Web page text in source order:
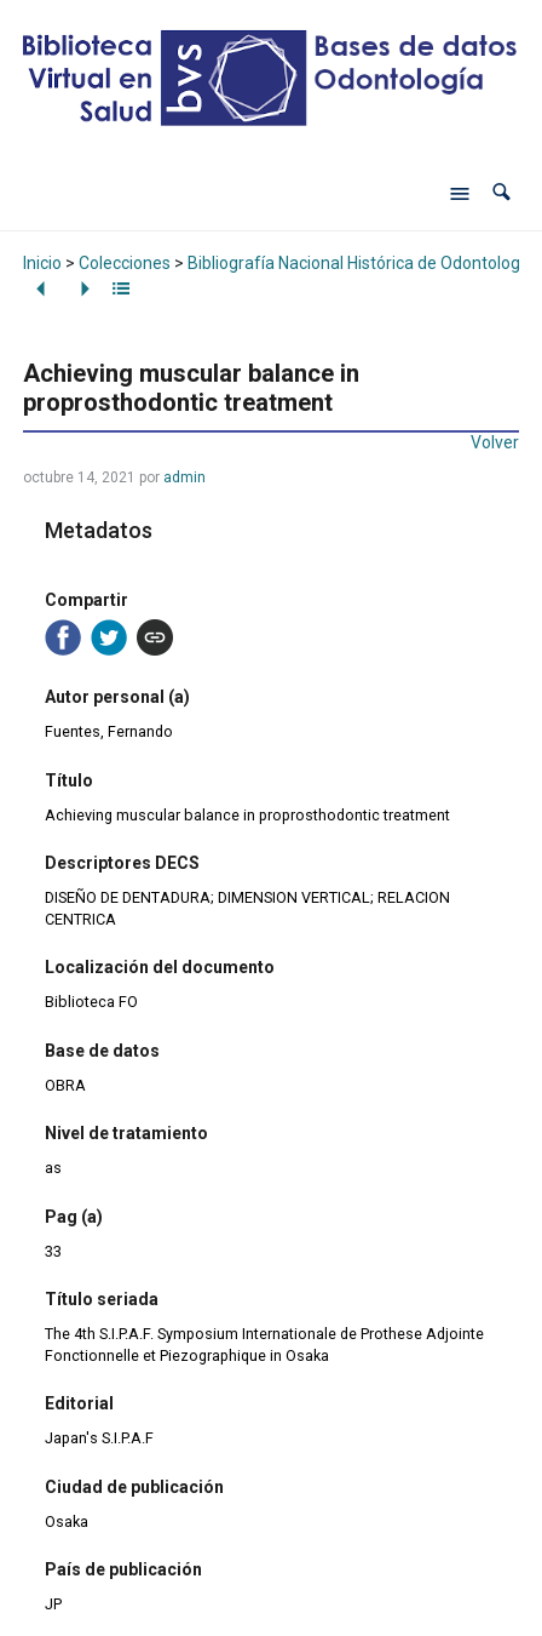
Inicio > Colecciones > Bibliografía Nacional Histórica de Odontología
Achieving muscular balance in
proprosthodontic treatment
Volver
octubre 14, 2021 por admin
Metadatos
Compartir
Autor personal (a)
Fuentes, Fernando
Título
Achieving muscular balance in proprosthodontic treatment
Descriptores DECS
DISEÑO DE DENTADURA; DIMENSION VERTICAL; RELACION
CENTRICA
Localización del documento
Biblioteca FO
Base de datos
OBRA
Nivel de tratamiento
as
Pag (a)
33
Título seriada
The 4th S.I.P.A.F. Symposium Internationale de Prothese Adjointe
Fonctionnelle et Piezographique in Osaka
Editorial
Japan's S.I.P.A.F
Ciudad de publicación
Osaka
País de publicación
JP